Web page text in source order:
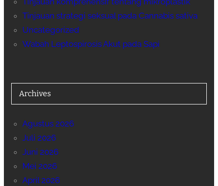
Tinjauan strategi seksual pada Cannabis sativa
Uncategorized
Wabah Leptospirosis Akut pada Sapi
Archives
Agustus 2026
Juli 2026
Juni 2026
Mei 2026
April 2026